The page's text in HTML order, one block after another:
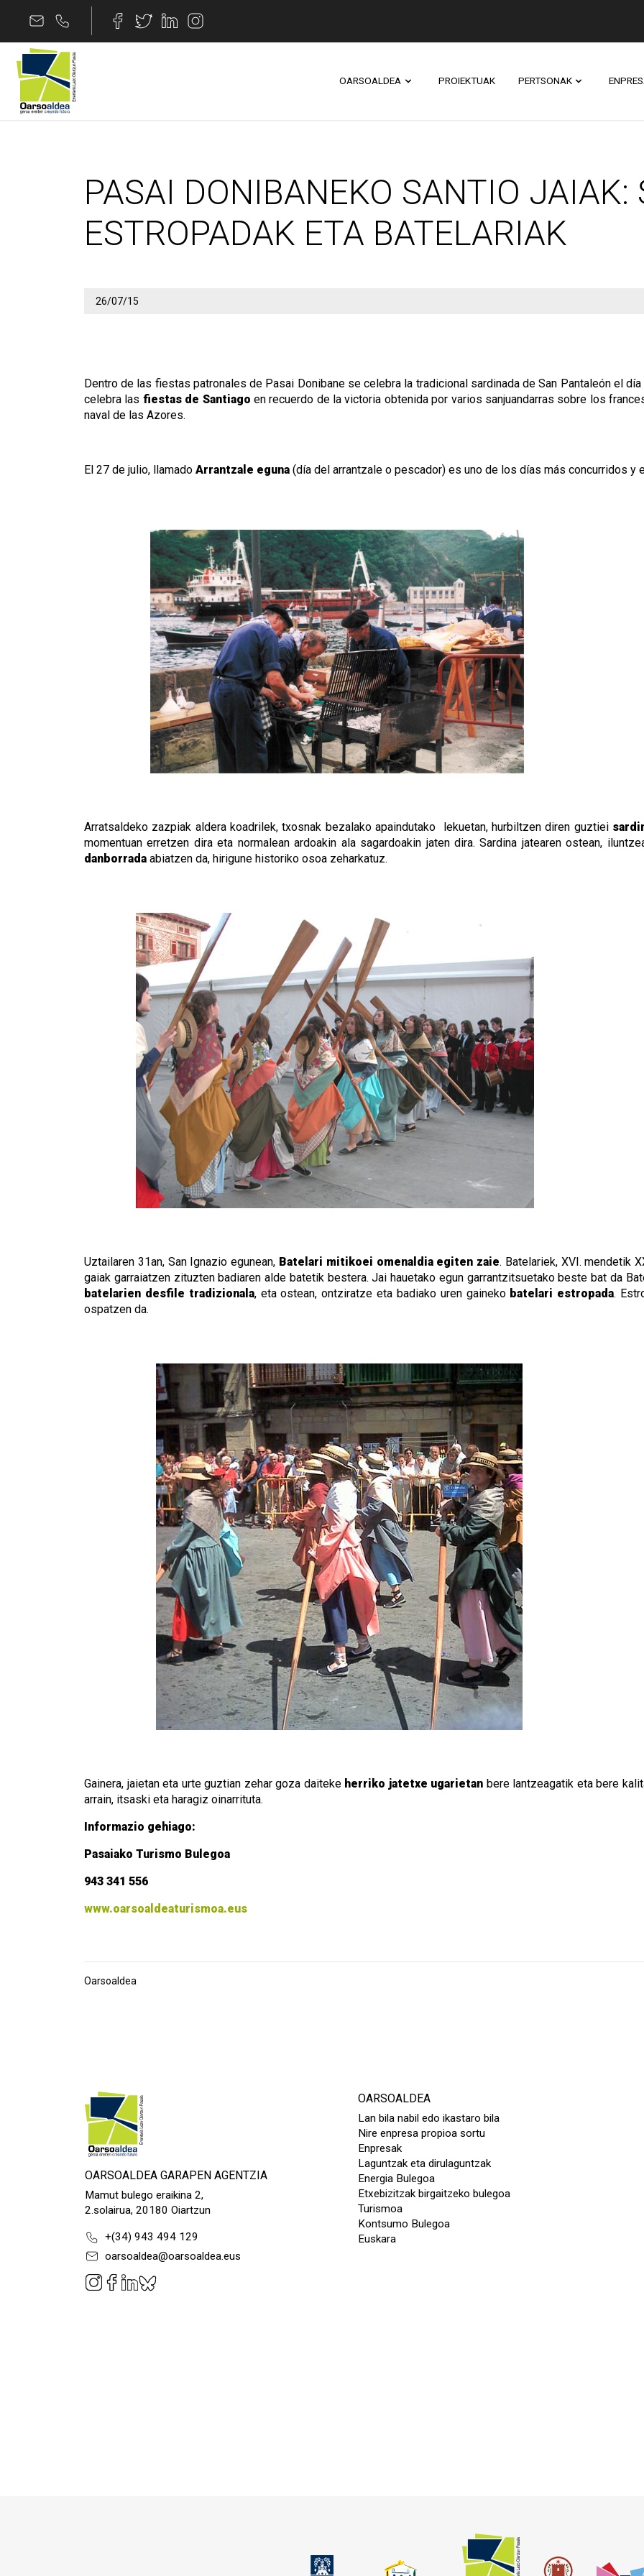
Edukira joan
OARSOALDEA PROIEKTUAK PERTSONAK
PASAI DONIBANEKO SANTIO JAIAK:
ESTROPADAK ETA BATELARIAK
26/07/15
Dentro de las fiestas patronales de Pasai Donibane se celebra la tradicional sardinada de San Pantaleón el
celebra las fiestas de Santiago en recuerdo de la victoria obtenida por varios sanjuandarras sobre los
naval de las Azores.
El 27 de julio, llamado Arrantzale eguna (día del arrantzale o pescador) es uno de los días más concurridos y
Arratsaldeko zazpiak aldera koadrilek, txosnak bezalako apaindutako lekuetan, hurbiltzen diren guztiei
momentuan erretzen dira eta normalean ardoakin ala sagardoakin jaten dira. Sardina jatearen ostean,
danborrada abiatzen da, hirigune historiko osoa zeharkatuz.
Uztailaren 31an, San Ignazio egunean, Batelari mitikoei omenaldia egiten zaie. Batelariek, XVI. mendetik
gaiak garraiatzen zituzten badiaren alde batetik bestera. Jai hauetako egun garrantzitsuetako beste bat da
batelarien desfile tradizionala, eta ostean, ontziratze eta badiako uren gaineko batelari estropada.
ospatzen da.
Gainera, jaietan eta urte guztian zehar goza daitekeherriko jatetxe ugarietan bere lantzeagatik eta bere
arrain, itsaski eta haragiz oinarrituta.
Informazio gehiago:
Pasaiako Turismo Bulegoa
943 341 556
www.oarsoaldeaturismoa.eus
Oarsoaldea
OARSOALDEA GARAPEN AGENTZIA
Mamut bulego eraikina 2,
2.solairua, 20180 Oiartzun
+(34) 943 494 129
oarsoaldea@oarsoaldea.eus
OARSOALDEA
Lan bila nabil edo ikastaro bila
Nire enpresa propioa sortu
Enpresak
Laguntzak eta dirulaguntzak
Energia Bulegoa
Etxebizitzak birgaitzeko bulegoa
Turismoa
Kontsumo Bulegoa
Euskara